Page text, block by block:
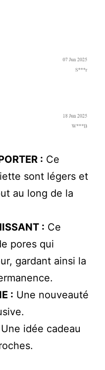
: Ce
sont légers et
au long de la
: Ce
pores qui
gardant ainsi la
: Une nouveauté
Une idée cadeau